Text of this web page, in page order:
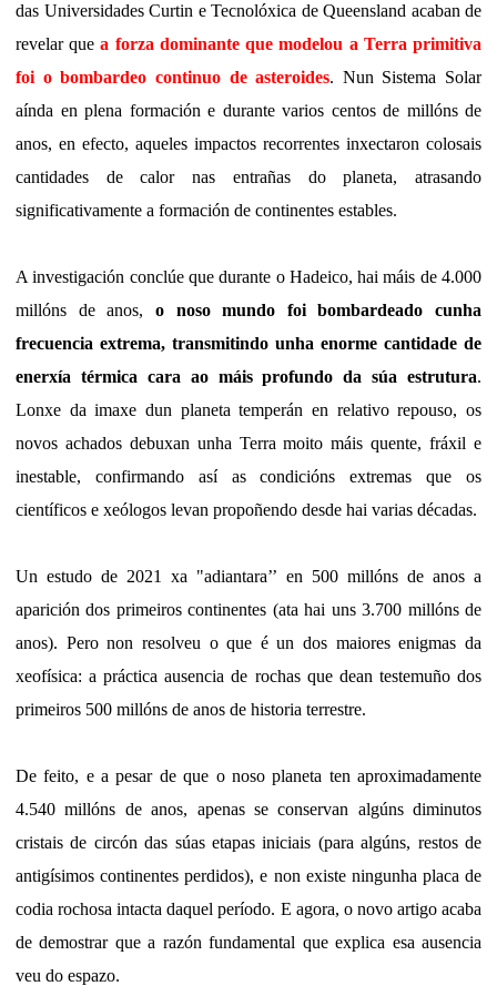
das Universidades Curtin e Tecnolóxica de Queensland acaban de
revelar quea forza dominante que modelou a Terra primitiva
foi o bombardeo continuo de asteroides. Nun Sistema Solar
aínda en plena formación e durante varios centos de millóns de
anos, en efecto, aqueles impactos recorrentes inxectaron colosais
cantidades de calor nas entrañas do planeta, atrasando
significativamente a formación de continentes estables.
A investigación conclúe que durante o Hadeico, hai máis de 4.000
millóns de anos, o noso mundo foi bombardeado cunha
frecuencia extrema, transmitindo unha enorme cantidade de
enerxía térmica cara ao máis profundo da súa estrutura.
Lonxe da imaxe dun planeta temperán en relativo repouso, os
novos achados debuxan unha Terra moito máis quente, fráxil e
inestable, confirmando así as condicións extremas que os
científicos e xeólogos levan propoñendo desde hai varias décadas.
Un estudo de 2021 xa "adiantara’’ en 500 millóns de anos a
aparición dos primeiros continentes (ata hai uns 3.700 millóns de
anos). Pero non resolveu o que é un dos maiores enigmas da
xeofísica: a práctica ausencia de rochas que dean testemuño dos
primeiros 500 millóns de anos de historia terrestre.
De feito, e a pesar de que o noso planeta ten aproximadamente
4.540 millóns de anos, apenas se conservan algúns diminutos
cristais de circón das súas etapas iniciais (para algúns, restos de
antigísimos continentes perdidos), e non existe ningunha placa de
codia rochosa intacta daquel período. E agora, o novo artigo acaba
de demostrar que a razón fundamental que explica esa ausencia
veu do espazo.